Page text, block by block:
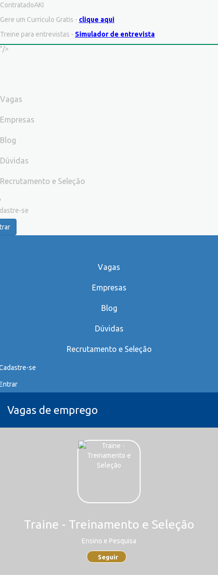
ContratadoAKI
Gere um Curriculo Gratis - clique aqui
Treine para entrevistas - Simulador de entrevista
"/>
Vagas
Empresas
Blog
Dúvidas
Recrutamento e Seleção
se
Vagas
Empresas
Blog
Dúvidas
Recrutamento e Seleção
se
Vagas de emprego
Traine - Treinamento e Seleção
Ensino e Pesquisa
Seguir